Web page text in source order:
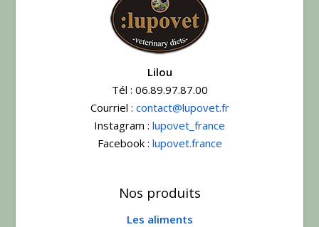
Lilou
Tél : 06.89.97.87.00
Courriel : contact@lupovet.fr
Instagram : lupovet_france
Facebook : lupovet.france
Nos produits
Les aliments